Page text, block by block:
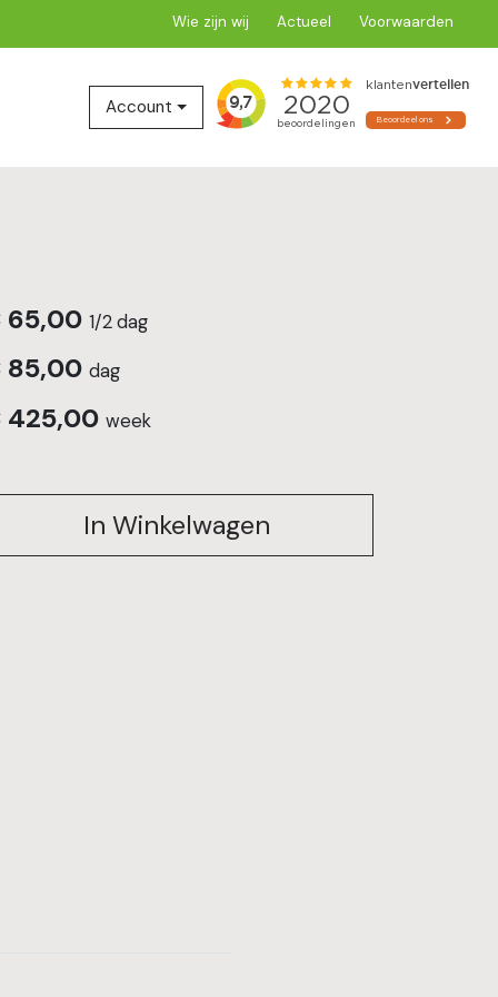
zoeken Account
Wie zijn wij Actueel Voorwaarden
65,00 1/2 dag
85,00 dag
425,00 week
In Winkelwagen